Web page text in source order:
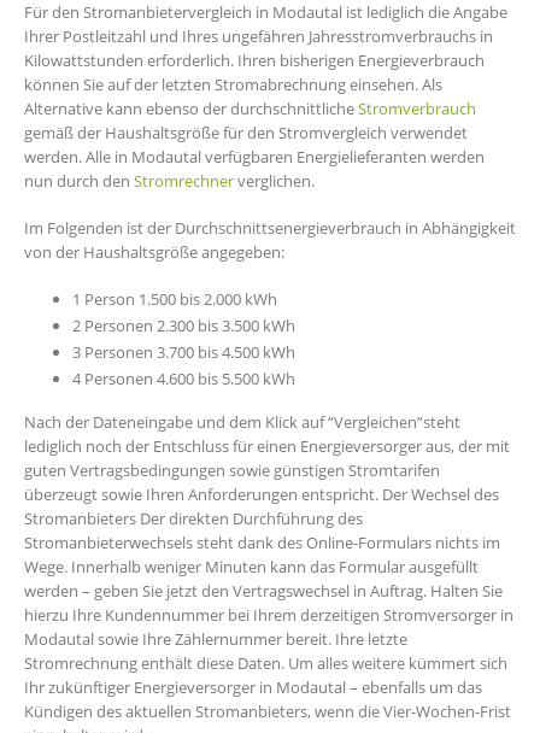
Für den Stromanbietervergleich in Modautal ist lediglich die Angabe
Ihrer Postleitzahl und Ihres ungefähren Jahresstromverbrauchs in
Kilowattstunden erforderlich. Ihren bisherigen Energieverbrauch
können Sie auf der letzten Stromabrechnung einsehen. Als
Alternative kann ebenso der durchschnittlicheStromverbrauch
gemäß der Haushaltsgröße für den Stromvergleich verwendet
werden. Alle in Modautal verfügbaren Energielieferanten werden
nun durch den Stromrechnerverglichen.
Im Folgenden ist der Durchschnittsenergieverbrauch in Abhängigkeit
von der Haushaltsgröße angegeben:
1 Person 1.500 bis 2.000 kWh
2 Personen 2.300 bis 3.500 kWh
3 Personen 3.700 bis 4.500 kWh
4 Personen 4.600 bis 5.500 kWh
Nach der Dateneingabe und dem Klick auf “Vergleichen”steht
lediglich noch der Entschluss für einen Energieversorger aus, der mit
guten Vertragsbedingungen sowie günstigen Stromtarifen
überzeugt sowie Ihren Anforderungen entspricht. Der Wechsel des
Stromanbieters Der direkten Durchführung des
Stromanbieterwechsels steht dank des Online-Formulars nichts im
Wege. Innerhalb weniger Minuten kann das Formular ausgefüllt
werden – geben Sie jetzt den Vertragswechsel in Auftrag. Halten Sie
hierzu Ihre Kundennummer bei Ihrem derzeitigen Stromversorger in
Modautal sowie Ihre Zählernummer bereit. Ihre letzte
Stromrechnung enthält diese Daten. Um alles weitere kümmert sich
Ihr zukünftiger Energieversorger in Modautal – ebenfalls um das
Kündigen des aktuellen Stromanbieters, wenn die Vier-Wochen-Frist